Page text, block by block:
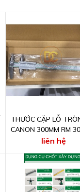
THƯỚC CẶP LỖ
CANON 300MM RM
liên hệ